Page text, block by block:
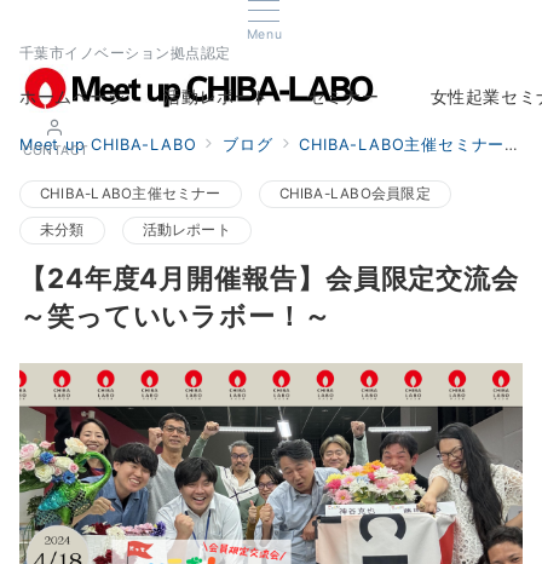
Menu
千葉市イノベーション拠点認定
CONTACT
ホームページ
Home
活動レポート セミナー 女性起業セミ
Meet up CHIBA-LABO ブログ CHIBA-LABO主催セミナー
CHIBA-LABO主催セミナー CHIBA-LABO会員限定
未分類 活動レポート
【24年度4月開催報告】会員限定交流会
～笑っていいラボー！～